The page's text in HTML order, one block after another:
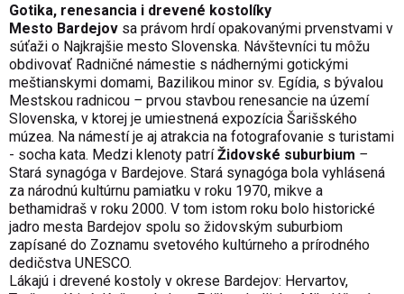
Gotika, renesancia i drevené kostolíky
Mesto Bardejov sa právom hrdí opakovanými prvenstvami v
súťaži o Najkrajšie mesto Slovenska. Návštevníci tu môžu
obdivovať Radničné námestie s nádhernými gotickými
meštianskymi domami, Bazilikou minor sv. Egídia, s bývalou
Mestskou radnicou – prvou stavbou renesancie na území
Slovenska, v ktorej je umiestnená expozícia Šarišského
múzea. Na námestí je aj atrakcia na fotografovanie s turistami
- socha kata. Medzi klenoty patríŽidovské suburbium –
Stará synagóga v Bardejove. Stará synagóga bola vyhlásená
za národnú kultúrnu pamiatku v roku 1970, mikve a
bethamidraš v roku 2000. V tom istom roku bolo historické
jadro mesta Bardejov spolu so židovským suburbiom
zapísané do Zoznamu svetového kultúrneho a prírodného
dedičstva UNESCO.
Lákajú i drevené kostoly v okrese Bardejov: Hervartov,